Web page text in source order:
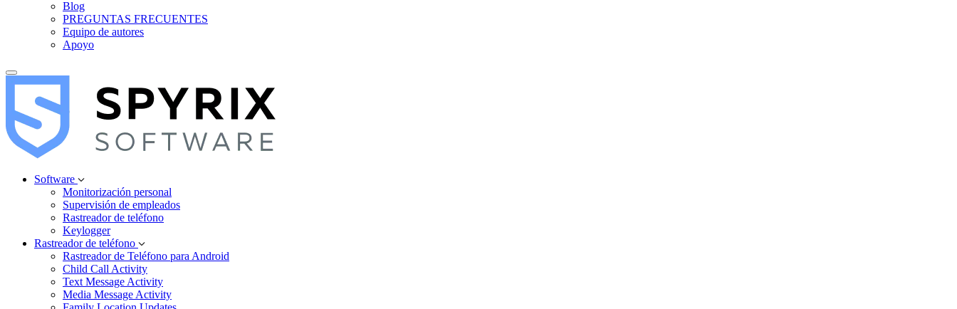
Blog
PREGUNTAS FRECUENTES
Equipo de autores
Apoyo
Software
Monitorización personal
Supervisión de empleados
Rastreador de teléfono
Keylogger
Rastreador de teléfono
Rastreador de Teléfono para Android
Child Call Activity
Text Message Activity
Media Message Activity